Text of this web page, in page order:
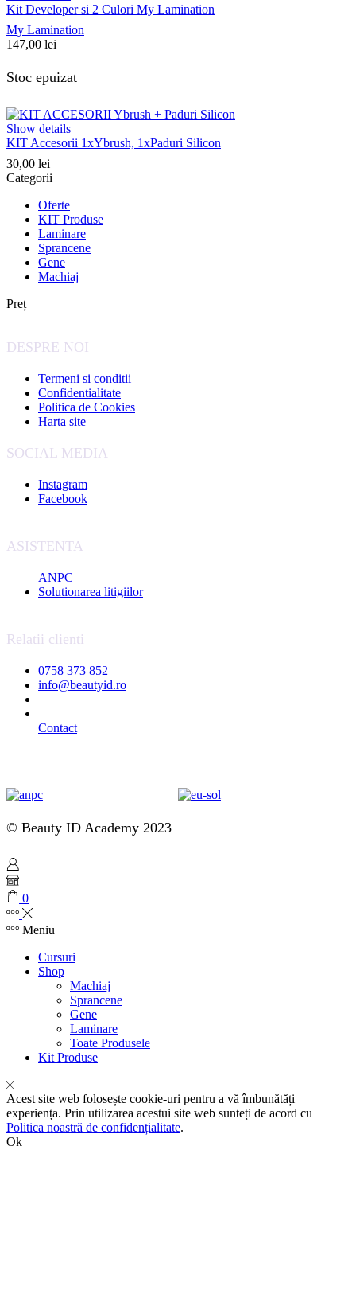
Kit Developer si 2 Culori My Lamination
My Lamination
147,00 lei
Stoc epuizat
Show details
KIT Accesorii 1xYbrush, 1xPaduri Silicon
30,00 lei
Categorii
Oferte
KIT Produse
Laminare
Sprancene
Gene
Machiaj
Preț
DESPRE NOI
Termeni si conditii
Confidentialitate
Politica de Cookies
Harta site
SOCIAL MEDIA
Instagram
Facebook
ASISTENTA
ANPC
Solutionarea litigiilor
Relatii clienti
0758 373 852
info@beautyid.ro
Contact
© Beauty ID Academy 2023
0
Meniu
Cursuri
Shop
Machiaj
Sprancene
Gene
Laminare
Toate Produsele
Kit Produse
Acest site web folosește cookie-uri pentru a vă îmbunătăți
experiența. Prin utilizarea acestui site web sunteți de acord cu
Politica noastră de confidențialitate.
Ok